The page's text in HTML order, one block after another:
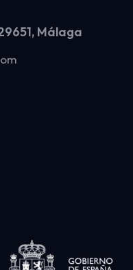
Málaga